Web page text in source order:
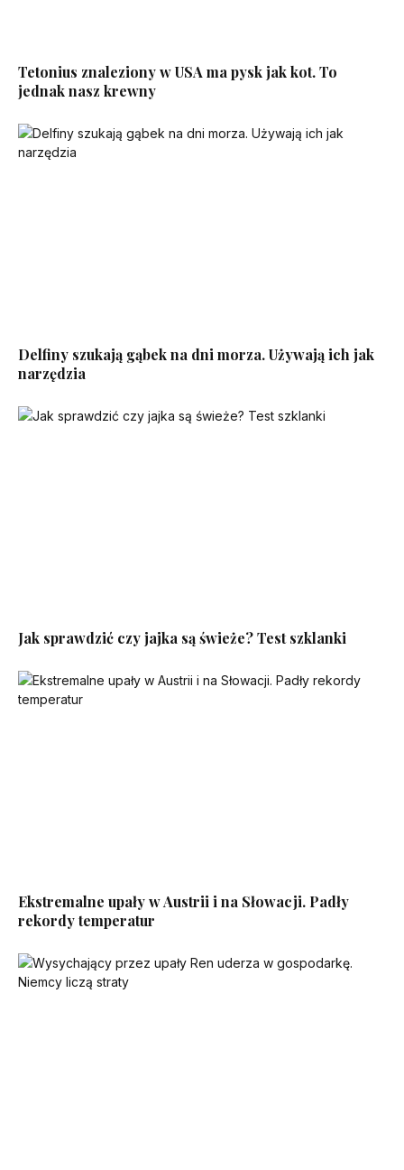
Tetonius znaleziony w USA ma pysk jak kot. To
jednak nasz krewny
Delfiny szukają gąbek na dni morza. Używają ich jak
narzędzia
Jak sprawdzić czy jajka są świeże? Test szklanki
Ekstremalne upały w Austrii i na Słowacji. Padły
rekordy temperatur